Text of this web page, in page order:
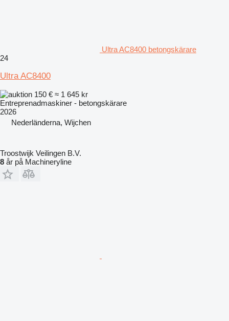
Ultra AC8400 betongskärare
24
Ultra AC8400
150 € ≈ 1 645 kr
Entreprenadmaskiner - betongskärare
2026
Nederländerna, Wijchen
Troostwijk Veilingen B.V.
8 år på Machineryline